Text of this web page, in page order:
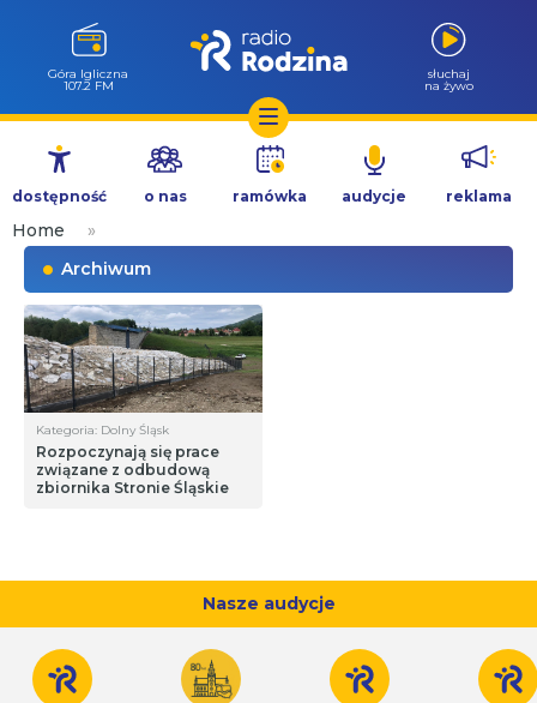
Przejdź
treści
Góra Igliczna
107.2 FM
słuchaj
na żywo
dostępność o nas ramówka audycje reklama
Home
»
Archiwum
Kategoria: Dolny Śląsk
Rozpoczynają się prace
związane z odbudową
zbiornika Stronie Śląskie
Nasze audycje